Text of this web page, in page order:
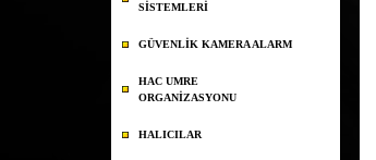
SİSTEMLERİ
GÜVENLİK KAMERA ALARM
HAC UMRE
ORGANİZASYONU
HALICILAR